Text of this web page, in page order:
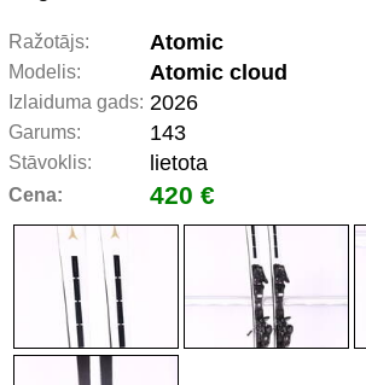
Ražotājs: Atomic
Modelis: Atomic cloud
Izlaiduma gads: 2026
Garums: 143
Stāvoklis: lietota
Cena: 420 €